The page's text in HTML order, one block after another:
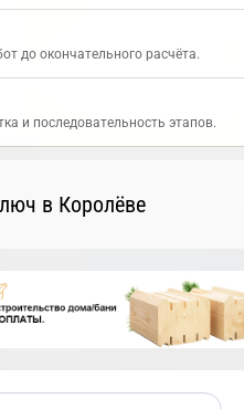
до окончательного расчёта.
и последовательность этапов.
в Королёве